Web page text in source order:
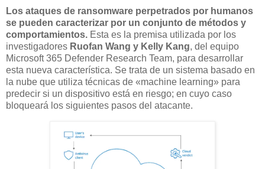
Los ataques de ransomware perpetrados por humanos
se pueden caracterizar por un conjunto de métodos y
comportamientos. Esta es la premisa utilizada por los
investigadores Ruofan Wang y Kelly Kang, del equipo
Microsoft 365 Defender Research Team, para desarrollar
esta nueva característica. Se trata de un sistema basado en
la nube que utiliza técnicas de «machine learning» para
predecir si un dispositivo está en riesgo; en cuyo caso
bloqueará los siguientes pasos del atacante.